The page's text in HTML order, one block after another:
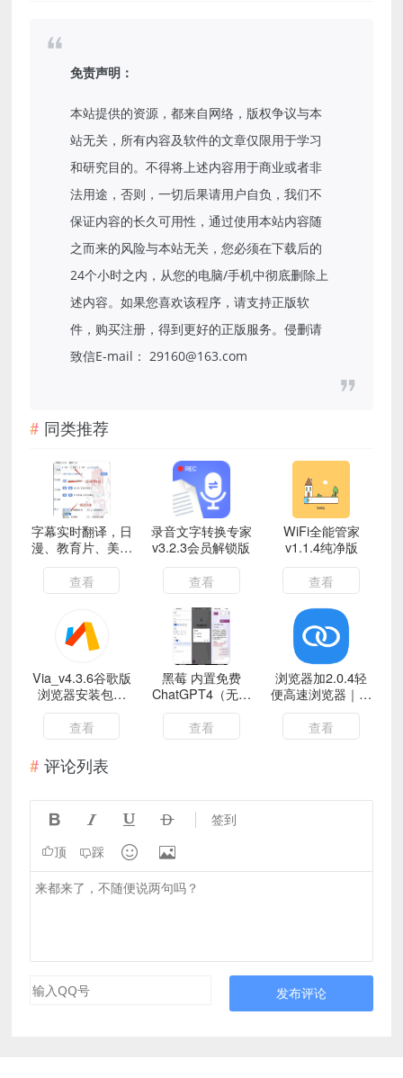
免责声明：
本站提供的资源，都来自网络，版权争议与本
站无关，所有内容及软件的文章仅限用于学习
和研究目的。不得将上述内容用于商业或者非
法用途，否则，一切后果请用户自负，我们不
保证内容的长久可用性，通过使用本站内容随
之而来的风险与本站无关，您必须在下载后的
24个小时之内，从您的电脑/手机中彻底删除上
述内容。如果您喜欢该程序，请支持正版软
件，购买注册，得到更好的正版服务。侵删请
致信E-mail： 29160@163.com
同类推荐
字幕实时翻译，日
漫、教育片、美、
韩、俄语言支持！
完全免费--团子翻
译器V4.58
查看
录音文字转换专家
v3.2.3会员解锁版
查看
WiFi全能管家
v1.1.4纯净版
查看
Via_v4.3.6谷歌版
浏览器安装包仅
1MB
查看
黑莓 内置免费
ChatGPT4（无需
魔法)
查看
浏览器加2.0.4轻
便高速浏览器｜任
意无限制浏览
查看
评论列表
    签到
顶 踩  
发布评论